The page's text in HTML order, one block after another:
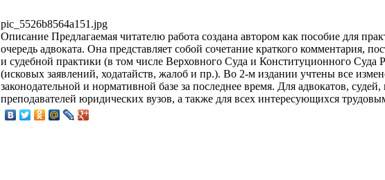
pic_5526b8564a151.jpg
Описание Предлагаемая читателю работа создана автором как пособие для
очередь адвоката. Она представляет собой сочетание краткого комментария,
и судебной практики (в том числе Верховного Суда и Конституционного Суда
(исковых заявлений, ходатайств, жалоб и пр.). Во 2-м издании учтены все
законодательной и нормативной базе за последнее время. Для адвокатов,
преподавателей юридических вузов, а также для всех интересующихся